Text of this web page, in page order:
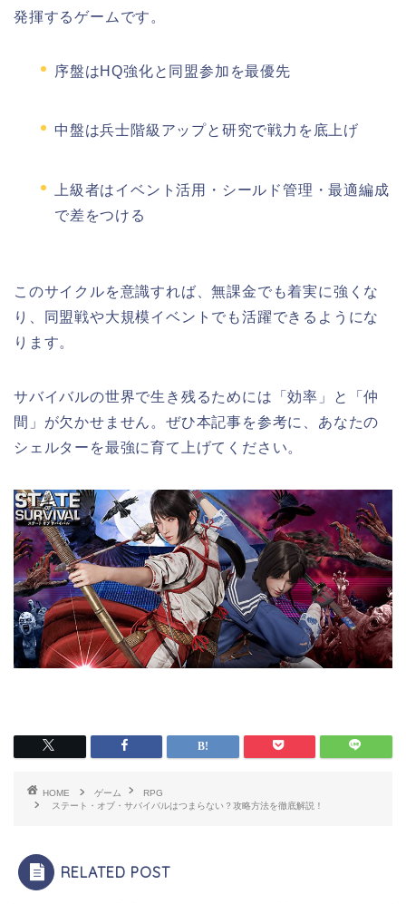
発揮するゲームです。
序盤はHQ強化と同盟参加を最優先
中盤は兵士階級アップと研究で戦力を底上げ
上級者はイベント活用・シールド管理・最適編成
で差をつける
このサイクルを意識すれば、無課金でも着実に強くな
り、同盟戦や大規模イベントでも活躍できるようにな
ります。
サバイバルの世界で生き残るためには「効率」と「仲
間」が欠かせません。ぜひ本記事を参考に、あなたの
シェルターを最強に育て上げてください。
HOME ゲーム
RPG
ステート・オブ・サバイバルはつまらない？攻略方法を徹底解説！
RELATED POST